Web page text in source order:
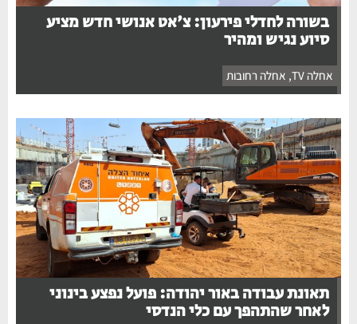
בשורה לחדלי פירעון: צ'אט אנושי חדש מציע
סיוע נגיש ומהיר
אחלה TV , אחלה רחובות
תאונת עבודה באור יהודה: פועל נפצע בינוני
לאחר שהתהפך עם כלי הנדסי